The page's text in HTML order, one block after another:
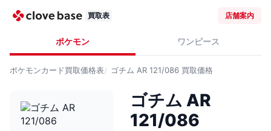
買取表 店舗案内
ポケモン ワンピース
ポケモンカード買取価格表 ゴチム AR 121/086 買取価格
ゴチム AR
121/086